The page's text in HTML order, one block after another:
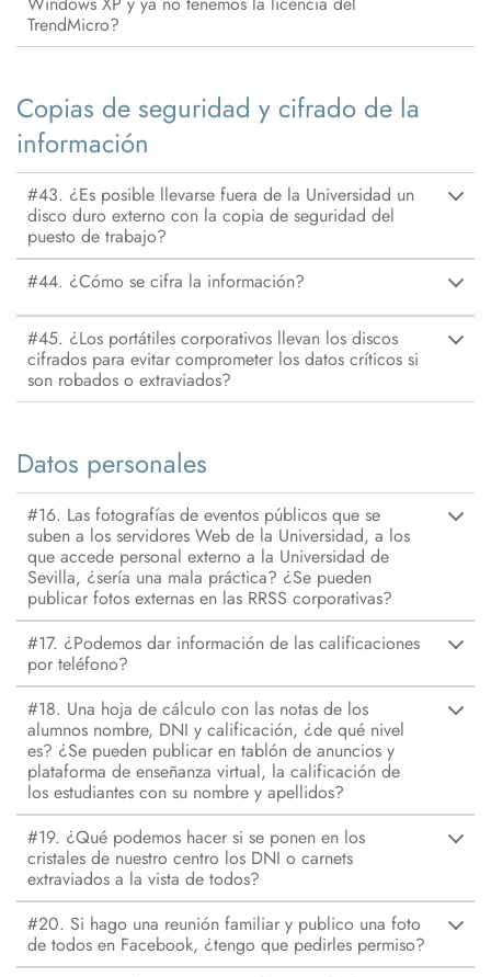
TrendMicro?
Copias de seguridad y cifrado de la
información
#43. ¿Es posible llevarse fuera de la Universidad un
disco duro externo con la copia de seguridad del
puesto de trabajo?
#44. ¿Cómo se cifra la información?
#45. ¿Los portátiles corporativos llevan los discos
cifrados para evitar comprometer los datos críticos si
son robados o extraviados?
Datos personales
#16. Las fotografías de eventos públicos que se
suben a los servidores Web de la Universidad, a los
que accede personal externo a la Universidad de
Sevilla, ¿sería una mala práctica? ¿Se pueden
publicar fotos externas en las RRSS corporativas?
#17. ¿Podemos dar información de las calificaciones
por teléfono?
#18. Una hoja de cálculo con las notas de los
alumnos nombre, DNI y calificación, ¿de qué nivel
es? ¿Se pueden publicar en tablón de anuncios y
plataforma de enseñanza virtual, la calificación de
los estudiantes con su nombre y apellidos?
#19. ¿Qué podemos hacer si se ponen en los
cristales de nuestro centro los DNI o carnets
extraviados a la vista de todos?
#20. Si hago una reunión familiar y publico una foto
de todos en Facebook, ¿tengo que pedirles permiso?